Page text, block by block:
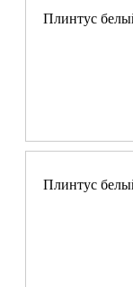
Плинтус
Плинтус